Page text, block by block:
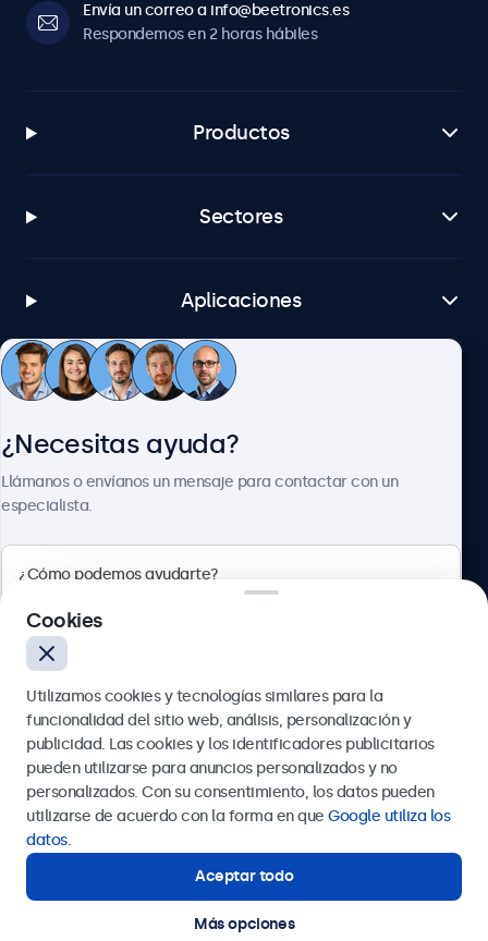
Envía un correo a info@beetronics.es
Respondemos en 2 horas hábiles
Productos
Sectores
Aplicaciones
Atención al cliente
4.8/5 la valoración de 5000+ empresas
Español
© 2026 Beetronics
¿Necesitas ayuda?
Llámanos o envíanos un mensaje para contactar con un
especialista.
Enviar
Estamos aquí para ayudarte.
Cookies
Utilizamos cookies y tecnologías similares para la
funcionalidad del sitio web, análisis, personalización y
publicidad. Las cookies y los identificadores publicitarios
pueden utilizarse para anuncios personalizados y no
personalizados. Con su consentimiento, los datos pueden
utilizarse de acuerdo con la forma en que Google utiliza los
datos.
Aceptar todo
Más opciones